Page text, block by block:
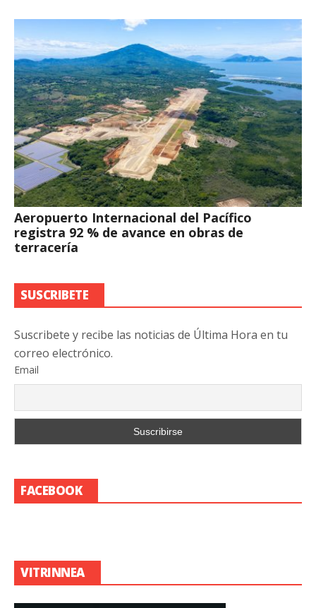
Aeropuerto Internacional del Pacífico
registra 92 % de avance en obras de
terracería
SUSCRIBETE
Suscribete y recibe las noticias de Última Hora en tu
correo electrónico.
Email
FACEBOOK
VITRINNEA